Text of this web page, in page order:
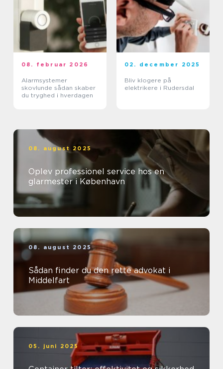
08. februar 2026
Alarmsystemer
skovlunde sådan skaber
du tryghed i hverdagen
02. december 2025
Bliv klogere på
elektrikere i Rudersdal
08. august 2025
Oplev professionel service hos en
glarmester i København
08. august 2025
Sådan finder du den rette advokat i
Middelfart
05. juni 2025